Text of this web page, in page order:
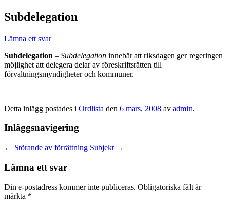
Subdelegation
Lämna ett svar
Subdelegation – Subdelegation innebär att riksdagen ger regeringen
möjlighet att delegera delar av föreskriftsrätten till
förvaltningsmyndigheter och kommuner.
Detta inlägg postades i Ordlista den 6 mars, 2008 av admin.
Inläggsnavigering
← Störande av förrättning Subjekt →
Lämna ett svar
Din e-postadress kommer inte publiceras. Obligatoriska fält är
märkta *